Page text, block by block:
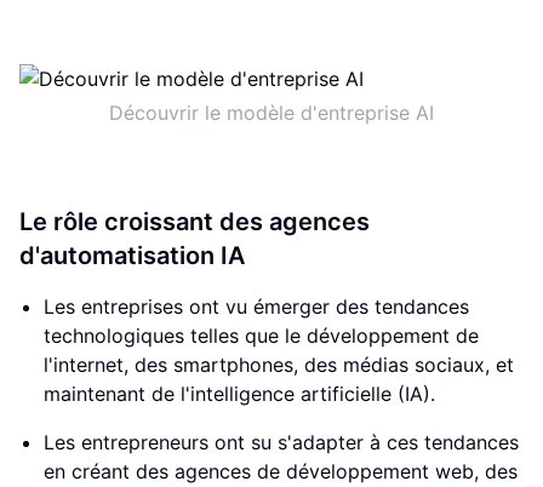
Découvrir le modèle d'entreprise AI
Le rôle croissant des agences
d'automatisation IA
Les entreprises ont vu émerger des tendances
technologiques telles que le développement de
l'internet, des smartphones, des médias sociaux, et
maintenant de l'intelligence artificielle (IA).
Les entrepreneurs ont su s'adapter à ces tendances
en créant des agences de développement web, des